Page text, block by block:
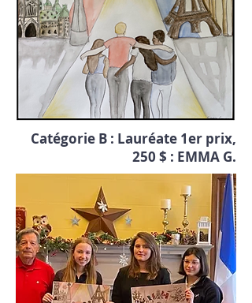
Catégorie B : Lauréate 1er prix,
250 $ : EMMA G.